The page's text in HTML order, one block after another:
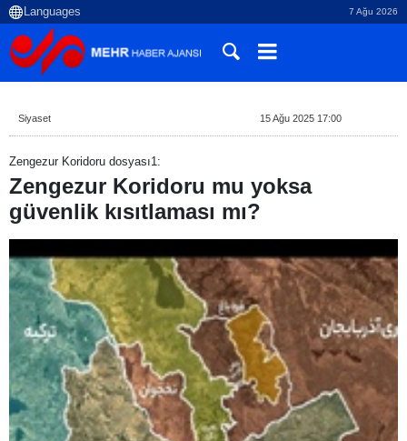
7 Ağu 2026
Siyaset 15 Ağu 2025 17:00
Zengezur Koridoru dosyası1:
Zengezur Koridoru mu yoksa
güvenlik kısıtlaması mı?